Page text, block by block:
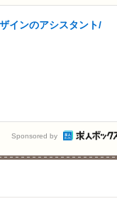
インのアシスタント/
Sponsored by